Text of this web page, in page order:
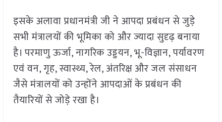
इसके अलावा प्रधानमंत्री जी ने आपदा प्रबंधन से जुड़े
सभी मंत्रालयों की भूमिका को और ज्यादा सुदृढ़ बनाया
है। परमाणु ऊर्जा, नागरिक उड्डयन, भू-विज्ञान, पर्यावरण
एवं वन, गृह, स्वास्थ्य, रेल, अंतरिक्ष और जल संसाधन
जैसे मंत्रालयों को उन्होंने आपदाओं के प्रबंधन की
तैयारियों से जोड़े रखा है।